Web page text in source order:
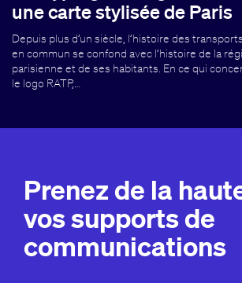
une carte stylisée de Paris
Depuis plus d’un siècle, l’histoire des transports
en commun se confond avec l’histoire de la
parisienne et de ses habitants. En ce qui
le logo RATP,…
Prenez de la
vos supports de
communications